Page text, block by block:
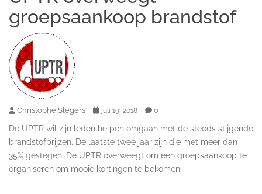
groepsaankoop brandstof
Christophe Slegers juli 19, 2018 0
De UPTR wil zijn leden helpen omgaan met de steeds stijgende
brandstofprijzen. De laatste twee jaar zijn die met meer dan
35% gestegen. De UPTR overweegt om een groepsaankoop te
organiseren om mooie kortingen te bekomen.